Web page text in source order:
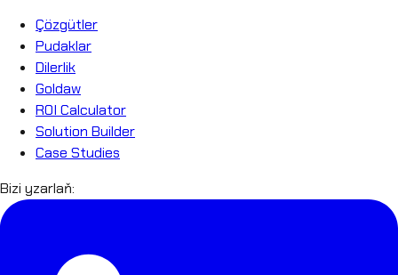
Çözgütler
Pudaklar
Dilerlik
Goldaw
ROI Calculator
Solution Builder
Case Studies
Bizi yzarlaň: